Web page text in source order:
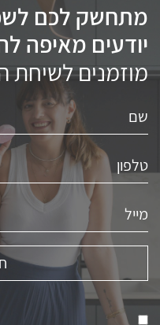
מתחשק לכם
יודעים מאיפה
מוזמנים לשיחת